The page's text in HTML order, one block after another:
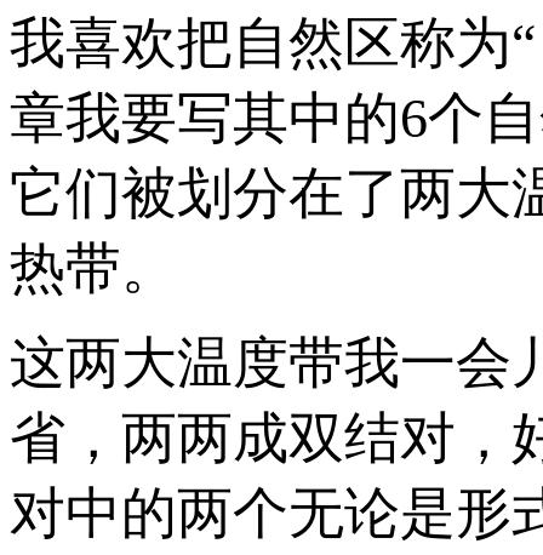
我喜欢把自然区称为
章我要写其中的6个
它们被划分在了两大
热带。
这两大温度带我一会
省，两两成双结对，
对中的两个无论是形